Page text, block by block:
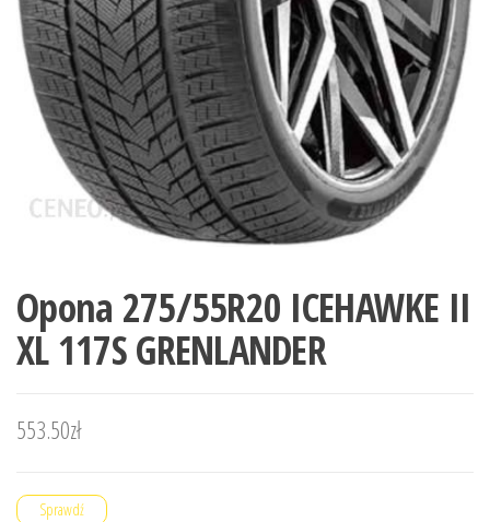
Opona 275/55R20 ICEHAWKE II
XL 117S GRENLANDER
553.50zł
Sprawdź